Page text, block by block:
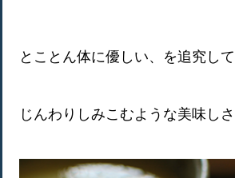
とことん体に優しい、を追究して
じんわりしみこむような美味しさ